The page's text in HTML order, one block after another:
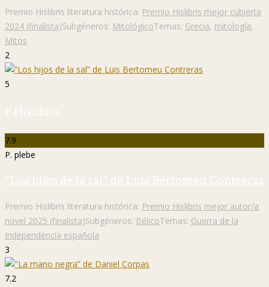
Premio Hislibris literatura histórica: Premio Hislibris mejor cubierta
2024 (finalista)Subgéneros: MitológicoTemas: Grecia, mitología,
Mitos
2
5
P. Hislibris
7.9
P. plebe
“Los hijos de la sal” de Luis Bertomeu Contreras
Premio Hislibris literatura histórica: Premio Hislibris mejor autor/a
novel 2025 (finalista)Subgéneros: BélicoTemas: Guerra de la
Independencia española
3
7.2